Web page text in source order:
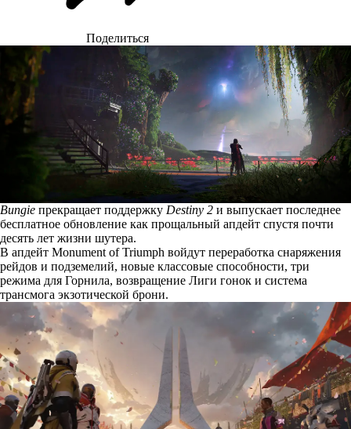
Поделиться
Bungie прекращает поддержку Destiny 2 и выпускает последнее
бесплатное обновление как прощальный апдейт спустя почти
десять лет жизни шутера.
В апдейт Monument of Triumph войдут переработка снаряжения
рейдов и подземелий, новые классовые способности, три
режима для Горнила, возвращение Лиги гонок и система
трансмога экзотической брони.